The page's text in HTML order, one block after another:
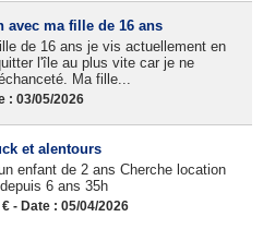
ma fille de 16 ans
de 16 ans je vis actuellement en
l'île au plus vite car je ne
Ma fille...
: 03/05/2026
et alentours
enfant de 2 ans Cherche location
6 ans 35h
- Date : 05/04/2026